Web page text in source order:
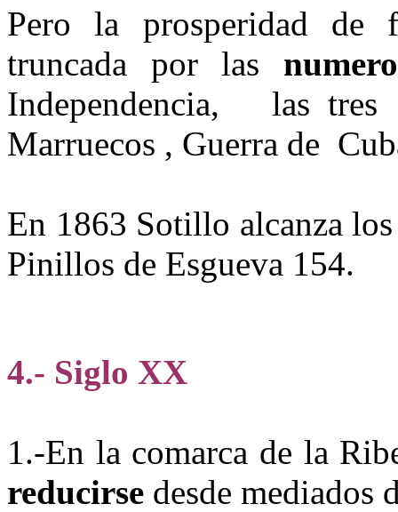
Pero la prosperidad
truncada por las
Independencia, las tres
Marruecos , Guerra de
En 1863 Sotillo alcanza
Pinillos de Esgueva 154.
4.- Siglo XX
1.-En la comarca de la
reducirse desde mediados